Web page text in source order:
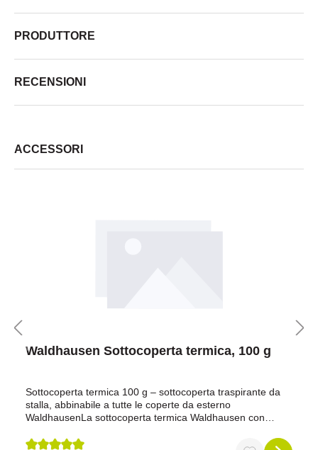
PRODUTTORE
RECENSIONI
ACCESSORI
Waldhausen Sottocoperta termica, 100 g
Sottocoperta termica 100 g – sottocoperta traspirante da
stalla, abbinabile a tutte le coperte da esterno
WaldhausenLa sottocoperta termica Waldhausen con
desideri offrire al tuo cavallo uno strato leggero ma